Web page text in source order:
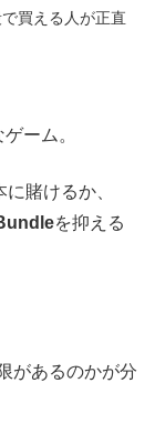
買える人が正直
ーム。
賭けるか、
を抑える
があるのかが分